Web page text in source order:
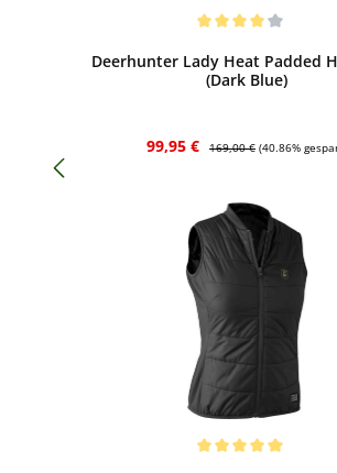
Deerhunter Lady Heat Padded
(Dark Blue)
Verkaufspreis:
99,95 € Regulärer Preis:
169,00 € (40.86%